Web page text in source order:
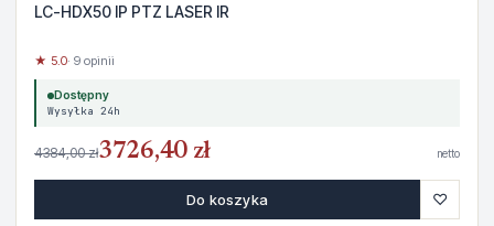
LC-HDX50 IP PTZ LASER IR
★ 5.0· 9 opinii
Dostępny
Wysyłka 24h
4384,00 zł3726,40 zł netto
Do koszyka ♡